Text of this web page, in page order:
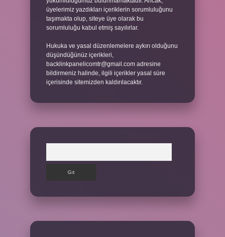
üyelerimiz yazdıkları içeriklerin sorumluluğunu
taşımakta olup, siteye üye olarak bu
sorumluluğu kabul etmiş sayılırlar.
Hukuka ve yasal düzenlemelere aykırı olduğunu
düşündüğünüz içerikleri,
backlinkpanelicomtr@gmail.com adresine
bildirmeniz halinde, ilgili içerikler yasal süre
içerisinde sitemizden kaldırılacaktır.